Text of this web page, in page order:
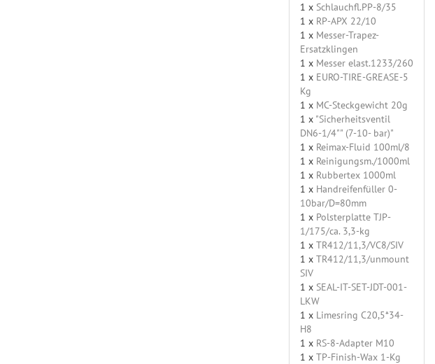
1 x Schlauchfl.PP-8/35
1 x RP-APX 22/10
1 x Messer-Trapez-
Ersatzklingen
1 x Messer elast.1233/260
1 x EURO-TIRE-GREASE-5
Kg
1 x MC-Steckgewicht 20g
1 x "Sicherheitsventil
DN6-1/4"" (7-10- bar)"
1 x Reimax-Fluid 100ml/8
1 x Reinigungsm./1000ml
1 x Rubbertex 1000ml
1 x Handreifenfüller 0-
10bar/D=80mm
1 x Polsterplatte TJP-
1/175/ca. 3,3-kg
1 x TR412/11,3/VC8/SIV
1 x TR412/11,3/unmount
SIV
1 x SEAL-IT-SET-JDT-001-
LKW
1 x Limesring C20,5*34-
H8
1 x RS-8-Adapter M10
1 x TP-Finish-Wax 1-Kg